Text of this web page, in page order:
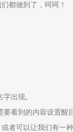
都做到了，呵呵！
出现。
看到的内容设置醒
可以让我们有